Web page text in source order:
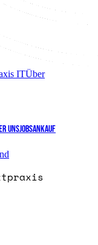
ITÜber
UnsJobsAnkauf